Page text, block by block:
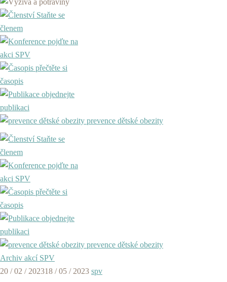
Staňte se
členem
pojďte na
akci SPV
přečtěte si
časopis
objednejte
publikaci
prevence dětské obezity
Staňte se
členem
pojďte na
akci SPV
přečtěte si
časopis
objednejte
publikaci
prevence dětské obezity
Archiv akcí SPV
20 / 02 / 202318 / 05 / 2023 spv